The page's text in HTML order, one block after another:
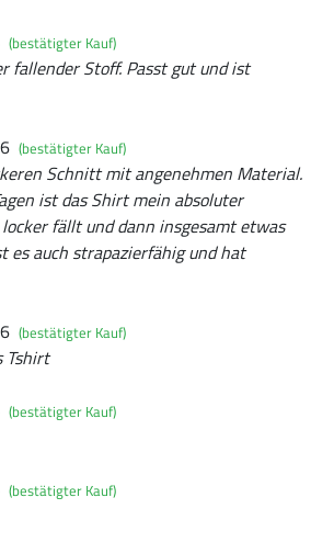
(bestätigter Kauf)
fallender Stoff. Passt gut und ist
(bestätigter Kauf)
Schnitt mit angenehmen Material.
ist das Shirt mein absoluter
fällt und dann insgesamt etwas
es auch strapazierfähig und hat
(bestätigter Kauf)
Tshirt
(bestätigter Kauf)
(bestätigter Kauf)